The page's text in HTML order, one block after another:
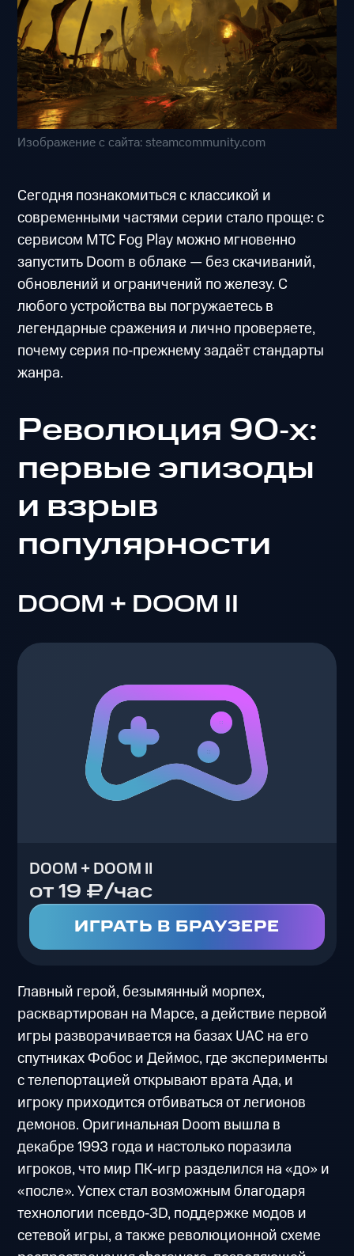
Изображение с сайта: steamcommunity.com
Сегодня познакомиться с классикой и
современными частями серии стало проще: с
сервисом МТС Fog Play можно мгновенно
запустить Doom в облаке — без скачиваний,
обновлений и ограничений по железу. С
любого устройства вы погружаетесь в
легендарные сражения и лично проверяете,
почему серия по‑прежнему задаёт стандарты
жанра.
Революция 90‑х:
первые эпизоды
и взрыв
популярности
DOOM + DOOM II
DOOM + DOOM II
от 19 ₽/час
ИГРАТЬ В БРАУЗЕРЕ
Главный герой, безымянный морпех,
расквартирован на Марсе, а действие первой
игры разворачивается на базах UAC на его
спутниках Фобос и Деймос, где эксперименты
с телепортацией открывают врата Ада, и
игроку приходится отбиваться от легионов
демонов. Оригинальная Doom вышла в
декабре 1993 года и настолько поразила
игроков, что мир ПК‑игр разделился на «до» и
«после». Успех стал возможным благодаря
технологии псевдо‑3D, поддержке модов и
сетевой игры, а также революционной схеме